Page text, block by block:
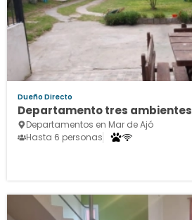
Dueño Directo
Departamento tres ambientes
Departamentos en Mar de Ajó
Hasta 6 personas